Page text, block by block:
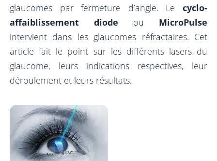
Astigmatisme
Hypermétropie
Cryoindentation
Injection intravitréenne (IVT)
Laser Argon
Laser Diode
glaucomes par fermeture d’angle. Le cyclo-
affaiblissement diode ou MicroPulse
intervient dans les glaucomes réfractaires. Cet
article fait le point sur les différents lasers du
glaucome, leurs indications respectives, leur
déroulement et leurs résultats.